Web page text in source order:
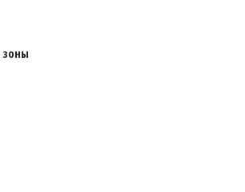
зоны